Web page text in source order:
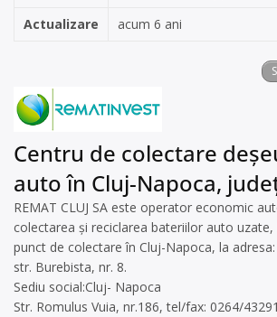
Actualizare
acum 6 ani
Centru de colectare
auto în Cluj-Napoca,
REMAT CLUJ SA este operator economic
colectarea și reciclarea bateriilor auto
punct de colectare în Cluj-Napoca, la
str. Burebista, nr. 8.
Sediu social:Cluj- Napoca
Str. Romulus Vuia, nr.186, tel/fax: 0264/